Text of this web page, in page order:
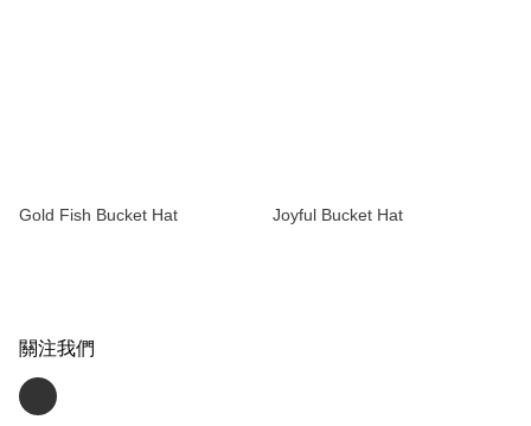
Gold Fish Bucket Hat Joyful Bucket Hat
關注我們